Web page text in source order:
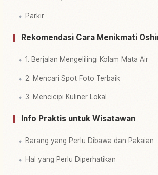
Parkir
Rekomendasi Cara Menikmati
1. Berjalan Mengelilingi Kolam Mata Air
2. Mencari Spot Foto Terbaik
3. Mencicipi Kuliner Lokal
Info Praktis untuk Wisatawan
Barang yang Perlu Dibawa dan Pakaian
Hal yang Perlu Diperhatikan